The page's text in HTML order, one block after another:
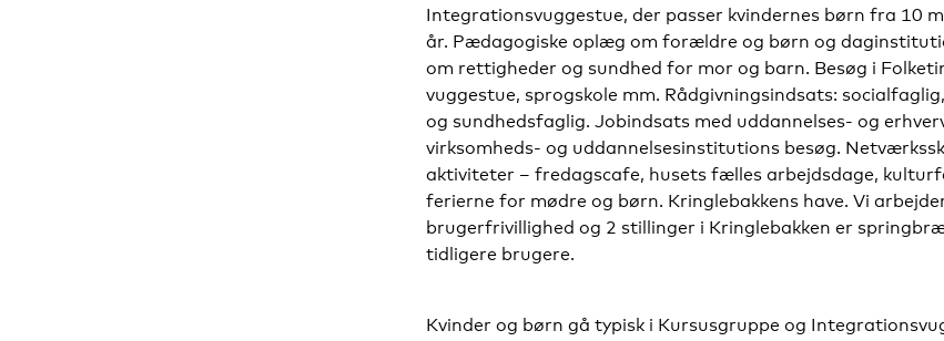
Integrationsvuggestue, der passer kvindernes børn fra 10
år. Pædagogiske oplæg om forældre og børn og
om rettigheder og sundhed for mor og barn. Besøg i
vuggestue, sprogskole mm. Rådgivningsindsats:
og sundhedsfaglig. Jobindsats med uddannelses- og
virksomheds- og uddannelsesinstitutions besøg.
aktiviteter – fredagscafe, husets fælles arbejdsdage,
ferierne for mødre og børn. Kringlebakkens have. Vi
brugerfrivillighed og 2 stillinger i Kringlebakken er
tidligere brugere.
Kvinder og børn gå typisk i Kursusgruppe og